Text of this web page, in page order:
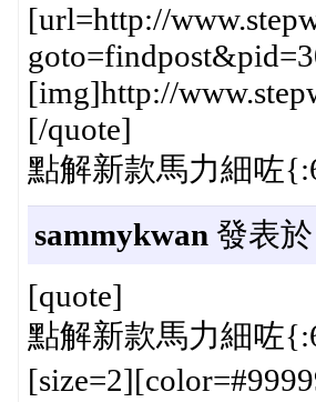
[url=http://
[img]http://
[/quote]
點解新款馬力細咗
sammykwan 發表
[quote]
點解新款馬力細咗